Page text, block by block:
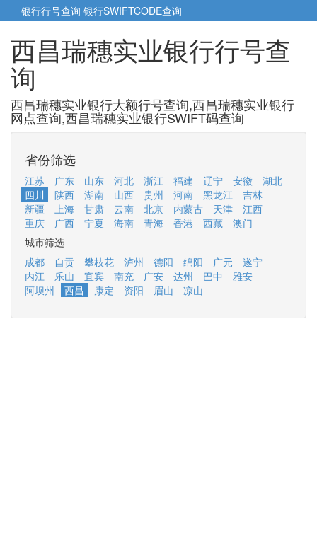
银行行号查询 银行SWIFTCODE查询
5cm小帮手5cm.cn
西昌瑞穗实业银行行号查
询
西昌瑞穗实业银行大额行号查询,西昌瑞穗实业银行
网点查询,西昌瑞穗实业银行SWIFT码查询
省份筛选
江苏 广东 山东 河北 浙江 福建 辽宁 安徽
湖北
四川
陕西 湖南 山西 贵州 河南 黑龙江
吉林
新疆
上海 甘肃 云南 北京 内蒙古 天津
江西
重庆
广西 宁夏 海南 青海 香港 西藏
澳门
城市筛选
成都
自贡 攀枝花 泸州 德阳 绵阳 广元
遂宁
内江
乐山 宜宾 南充 广安 达州 巴中
雅安
阿坝州
西昌 康定 资阳 眉山 凉山